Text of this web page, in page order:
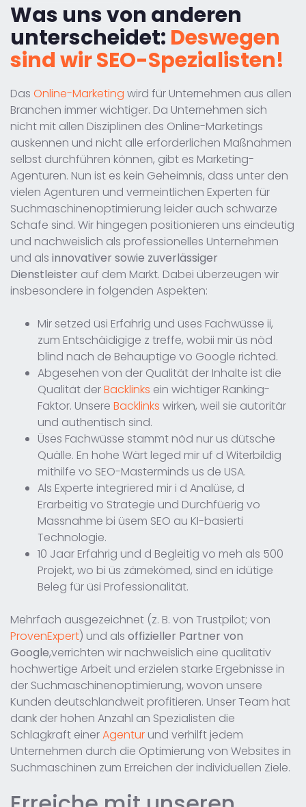
Was uns von anderen
unterscheidet: Deswegen
sind wir SEO-Spezialisten!
Das Online-Marketing wird für Unternehmen aus allen
Branchen immer wichtiger. Da Unternehmen sich
nicht mit allen Disziplinen des Online-Marketings
auskennen und nicht alle erforderlichen Maßnahmen
selbst durchführen können, gibt es Marketing-
Agenturen. Nun ist es kein Geheimnis, dass unter den
vielen Agenturen und vermeintlichen Experten für
Suchmaschinenoptimierung leider auch schwarze
Schafe sind. Wir hingegen positionieren uns eindeutig
und nachweislich als professionelles Unternehmen
und als innovativer sowie zuverlässiger
Dienstleister auf dem Markt. Dabei überzeugen wir
insbesondere in folgenden Aspekten:
Mir setzed üsi Erfahrig und üses Fachwüsse ii,
zum Entschäidigige z treffe, wobii mir üs nöd
blind nach de Behauptige vo Google richted.
Abgesehen von der Qualität der Inhalte ist die
Qualität derBacklinks ein wichtiger Ranking-
Faktor. Unsere Backlinks wirken, weil sie autoritär
und authentisch sind.
Üses Fachwüsse stammt nöd nur us dütsche
Quälle. En hohe Wärt leged mir uf d Witerbildig
mithilfe vo SEO-Masterminds us de USA.
Als Experte integriered mir i d Analüse, d
Erarbeitig vo Strategie und Durchfüerig vo
Massnahme bi üsem SEO au KI-basierti
Technologie.
10 Jaar Erfahrig und d Begleitig vo meh als 500
Projekt, wo bi üs zämekömed, sind en idütige
Beleg für üsi Professionalität.
Mehrfach ausgezeichnet (z. B. von Trustpilot; von
ProvenExpert) und als offizieller Partner von
Google,verrichten wir nachweislich eine qualitativ
hochwertige Arbeit und erzielen starke Ergebnisse in
der Suchmaschinenoptimierung, wovon unsere
Kunden deutschlandweit profitieren. Unser Team hat
dank der hohen Anzahl an Spezialisten die
Schlagkraft einerAgentur und verhilft jedem
Unternehmen durch die Optimierung von Websites in
Suchmaschinen zum Erreichen der individuellen Ziele.